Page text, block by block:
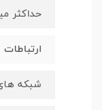
حداکثر
ارتباطات
شبکه